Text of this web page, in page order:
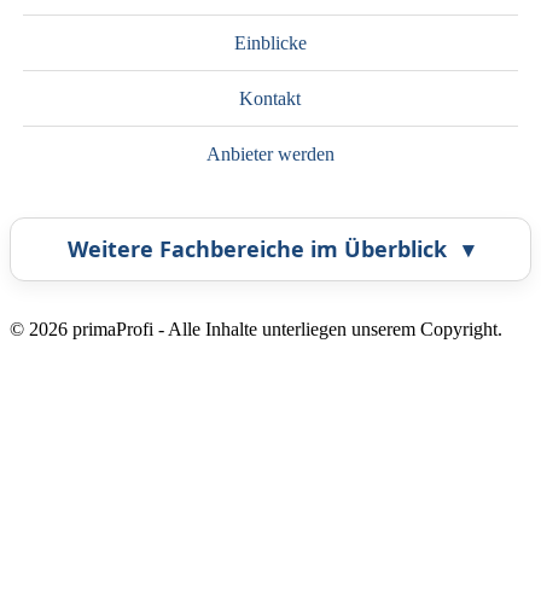
Einblicke
Kontakt
Anbieter werden
Weitere Fachbereiche im Überblick ▾
Airbrush Bestatter
© 2026 primaProfi - Alle Inhalte unterliegen unserem Copyright.